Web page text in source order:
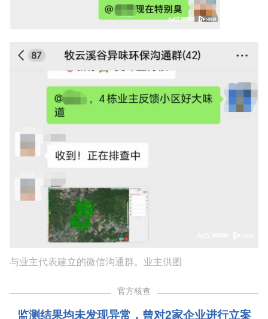
与业主代表建立的微信沟通群。业主供图
官方核查
监测结果均未发现异常，曾对2家企业进行立案